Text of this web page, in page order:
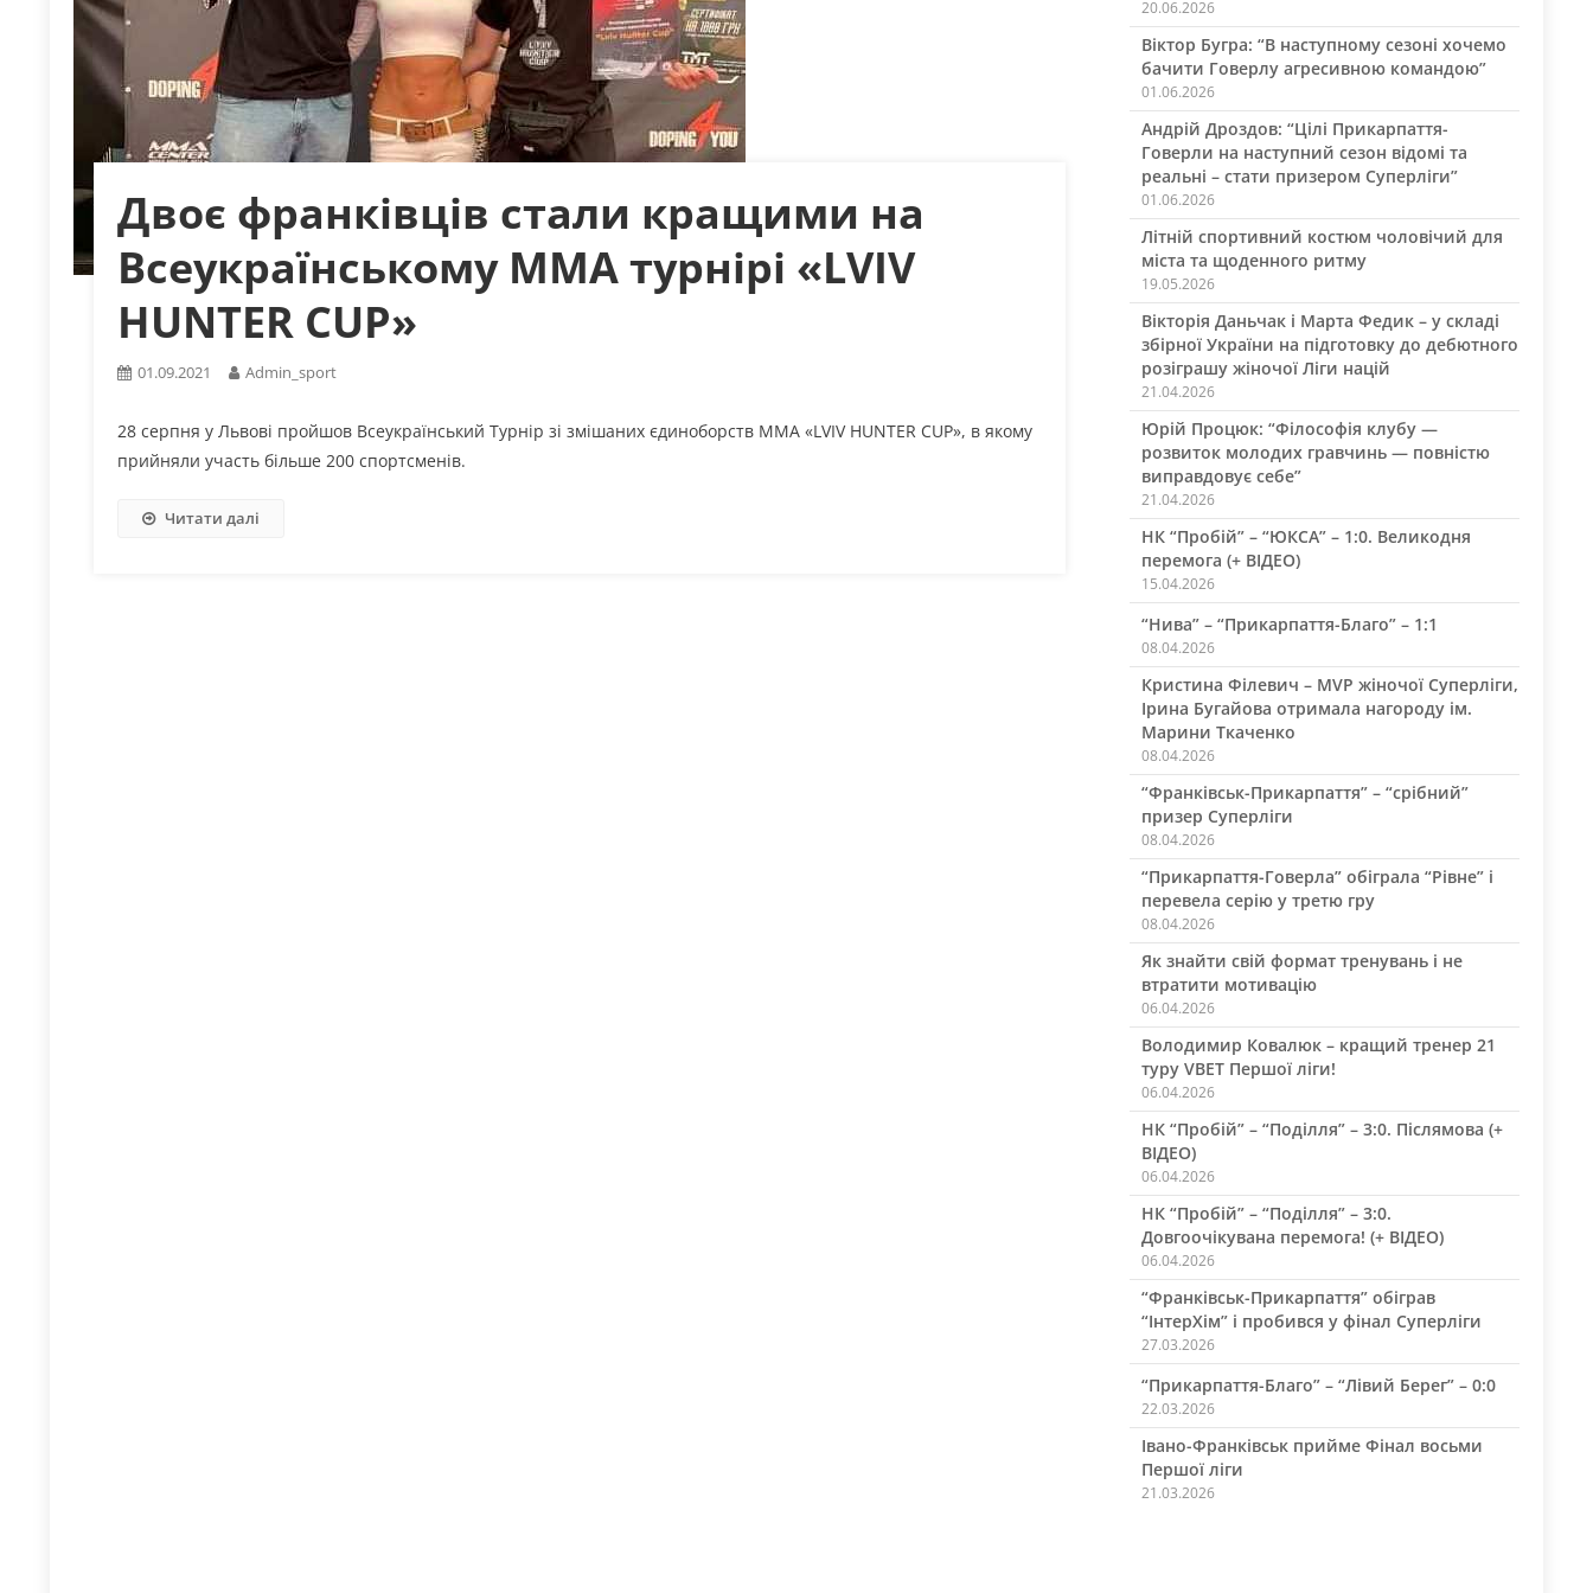
Двоє франківців стали кращими на
Всеукраїнському ММА турнірі «LVIV
HUNTER CUP»
01.09.2021 Admin_sport
28 серпня у Львові пройшов Всеукраїнський Турнір зі змішаних єдиноборств ММА «LVIV HUNTER CUP», в якому
прийняли участь більше 200 спортсменів.
Читати далі
20.06.2026
Віктор Бугра: “В наступному сезоні хочемо
бачити Говерлу агресивною командою”
01.06.2026
Андрій Дроздов: “Цілі Прикарпаття-
Говерли на наступний сезон відомі та
реальні – стати призером Суперліги”
01.06.2026
Літній спортивний костюм чоловічий для
міста та щоденного ритму
19.05.2026
Вікторія Даньчак і Марта Федик – у складі
збірної України на підготовку до дебютного
розіграшу жіночої Ліги націй
21.04.2026
Юрій Процюк: “Філософія клубу —
розвиток молодих гравчинь — повністю
виправдовує себе”
21.04.2026
НК “Пробій” – “ЮКСА” – 1:0. Великодня
перемога (+ ВІДЕО)
15.04.2026
“Нива” – “Прикарпаття-Благо” – 1:1
08.04.2026
Кристина Філевич – MVP жіночої Суперліги,
Ірина Бугайова отримала нагороду ім.
Марини Ткаченко
08.04.2026
“Франківськ-Прикарпаття” – “срібний”
призер Суперліги
08.04.2026
“Прикарпаття-Говерла” обіграла “Рівне” і
перевела серію у третю гру
08.04.2026
Як знайти свій формат тренувань і не
втратити мотивацію
06.04.2026
Володимир Ковалюк – кращий тренер 21
туру VBET Першої ліги!
06.04.2026
НК “Пробій” – “Поділля” – 3:0. Післямова (+
ВІДЕО)
06.04.2026
НК “Пробій” – “Поділля” – 3:0.
Довгоочікувана перемога! (+ ВІДЕО)
06.04.2026
“Франківськ-Прикарпаття” обіграв
“ІнтерХім” і пробився у фінал Суперліги
27.03.2026
“Прикарпаття-Благо” – “Лівий Берег” – 0:0
22.03.2026
Івано-Франківськ прийме Фінал восьми
Першої ліги
21.03.2026